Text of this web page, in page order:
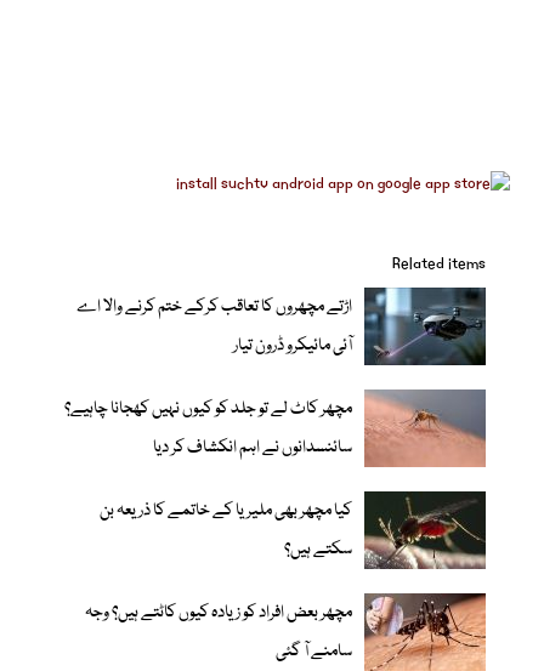
Related items
اڑتے مچھروں کا تعاقب کرکے ختم کرنے والا اے
آئی مائیکرو ڈرون تیار
مچھر کاٹ لے تو جلد کو کیوں نہیں کھجانا چاہیے؟
سائنسدانوں نے اہم انکشاف کر دیا
کیا مچھر بھی ملیریا کے خاتمے کا ذریعہ بن
سکتے ہیں؟
مچھر بعض افراد کو زیادہ کیوں کاٹتے ہیں؟ وجہ
سامنے آ گئی